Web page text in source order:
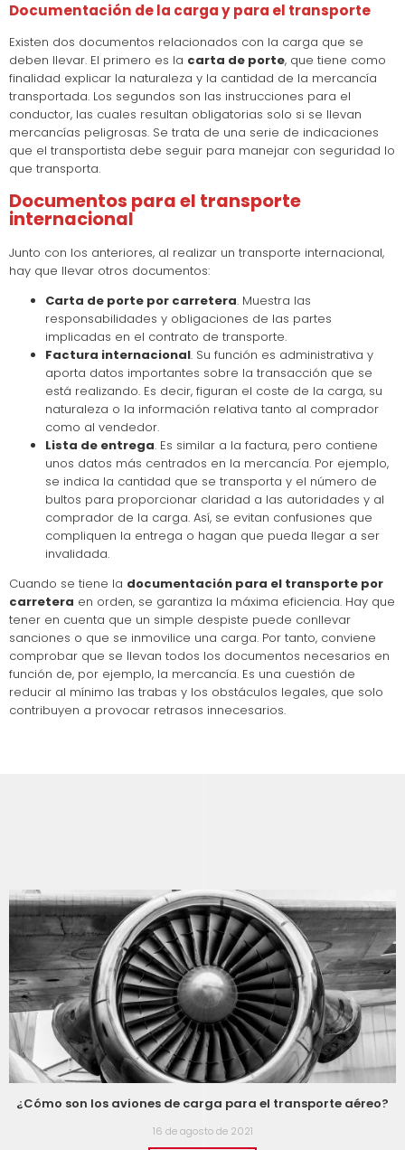
Documentación de la carga y para el transporte
Existen dos documentos relacionados con la carga que se
deben llevar. El primero es la carta de porte, que tiene como
finalidad explicar la naturaleza y la cantidad de la mercancía
transportada. Los segundos son las instrucciones para el
conductor, las cuales resultan obligatorias solo si se llevan
mercancías peligrosas. Se trata de una serie de indicaciones
que el transportista debe seguir para manejar con seguridad lo
que transporta.
Documentos para el transporte
internacional
Junto con los anteriores, al realizar un transporte internacional,
hay que llevar otros documentos:
Carta de porte por carretera. Muestra las
responsabilidades y obligaciones de las partes
implicadas en el contrato de transporte.
Factura internacional. Su función es administrativa y
aporta datos importantes sobre la transacción que se
está realizando. Es decir, figuran el coste de la carga, su
naturaleza o la información relativa tanto al comprador
como al vendedor.
Lista de entrega. Es similar a la factura, pero contiene
unos datos más centrados en la mercancía. Por ejemplo,
se indica la cantidad que se transporta y el número de
bultos para proporcionar claridad a las autoridades y al
comprador de la carga. Así, se evitan confusiones que
compliquen la entrega o hagan que pueda llegar a ser
invalidada.
Cuando se tiene la documentación para el transporte por
carretera en orden, se garantiza la máxima eficiencia. Hay que
tener en cuenta que un simple despiste puede conllevar
sanciones o que se inmovilice una carga. Por tanto, conviene
comprobar que se llevan todos los documentos necesarios en
función de, por ejemplo, la mercancía. Es una cuestión de
reducir al mínimo las trabas y los obstáculos legales, que solo
contribuyen a provocar retrasos innecesarios.
¿Cómo son los aviones de carga para el transporte aéreo?
16 de agosto de 2021